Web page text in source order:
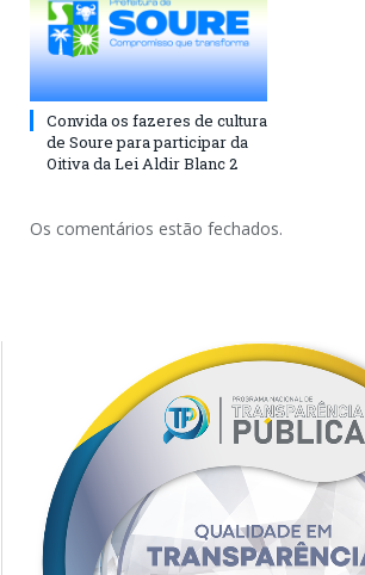
Convida os fazeres de cultura
de Soure para participar da
Oitiva da Lei Aldir Blanc 2
Os comentários estão fechados.